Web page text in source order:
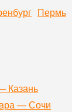
Пермь
Казань
— Сочи